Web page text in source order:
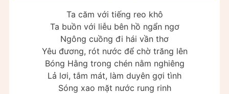
Ta căm với tiếng reo khô
Ta buồn với liễu bên hồ ngẩn ngơ
Ngông cuồng đi hái vần thơ
Yêu đương, rót nước để chờ trăng lên
Bóng Hằng trong chén nằm nghiêng
Lả lơi, tắm mát, làm duyên gợi tình
Sóng xao mặt nước rung rinh